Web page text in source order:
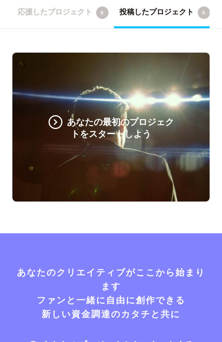
応援したプロジェクト 8 投稿したプロジェクト 0
あなたの最初のプロジェク
トをスタートしよう
あなたのクリエイティブがここから始まり
ます
ファンと一緒に自由に創作できる
新しい資金調達のカタチと共に